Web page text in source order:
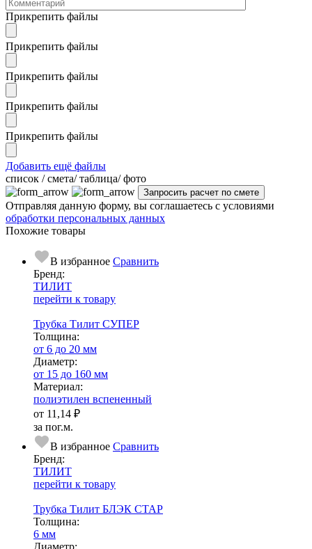
Прикрепить файлы
Прикрепить файлы
Прикрепить файлы
Прикрепить файлы
Прикрепить файлы
Добавить ещё файлы
cписок / смета/ таблица/ фото
Отправляя данную форму, вы соглашаетесь с условиями
обработки персональных данных
Похожие товары
В избранное Сравнить
Бренд:
ТИЛИТ
перейти к товару
Трубка Тилит СУПЕР
Тол­щи­на:
от 6 до 20 мм
Диаметр:
от 15 до 160 мм
Ма­­те­­ри­­ал:
полиэтилен вспененный
от 11,14 ₽
за пог.м.
В избранное Сравнить
Бренд:
ТИЛИТ
перейти к товару
Трубка Тилит БЛЭК СТАР
Тол­щи­на:
6 мм